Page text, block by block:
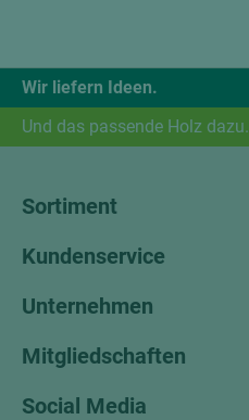
Wir liefern Ideen.
Und das passende Holz dazu.
Sortiment
Kundenservice
Unternehmen
Mitgliedschaften
Social Media